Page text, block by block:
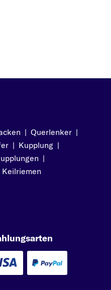
| Querlenker |
| Kupplung |
|
Keilriemen